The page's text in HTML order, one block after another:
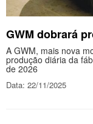
GWM dobrará
A GWM, mais nova
produção diária da
de 2026
Data: 22/11/2025